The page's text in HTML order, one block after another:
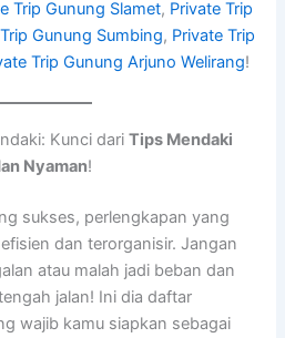
Trip Gunung Slamet, Private Trip
Gunung Sumbing, Private Trip
Trip Gunung Arjuno Welirang!
Kunci dariTips Mendaki
Nyaman!
sukses, perlengkapan yang
dan terorganisir. Jangan
atau malah jadi beban dan
jalan! Ini dia daftar
wajib kamu siapkan sebagai